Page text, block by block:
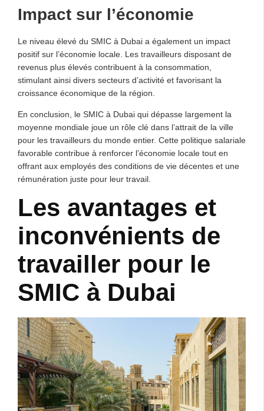
Impact sur l’économie
Le niveau élevé du SMIC à Dubai a également un impact
positif sur l’économie locale. Les travailleurs disposant de
revenus plus élevés contribuent à la consommation,
stimulant ainsi divers secteurs d’activité et favorisant la
croissance économique de la région.
En conclusion, le SMIC à Dubai qui dépasse largement la
moyenne mondiale joue un rôle clé dans l’attrait de la ville
pour les travailleurs du monde entier. Cette politique salariale
favorable contribue à renforcer l’économie locale tout en
offrant aux employés des conditions de vie décentes et une
rémunération juste pour leur travail.
Les avantages et
inconvénients de
travailler pour le
SMIC à Dubai